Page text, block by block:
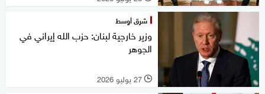
شرق أوسط
وزير خارجية لبنان: حزب الله إيراني في
الجوهر
l 27 يوليو 2026